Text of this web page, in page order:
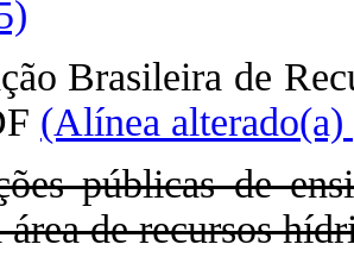
Brasileira de
(Alínea
públicas de
área de recursos